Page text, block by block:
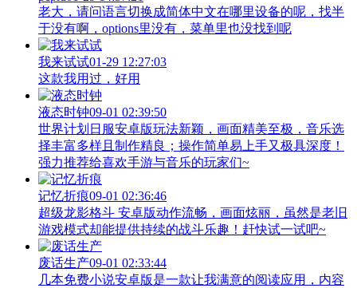
老大，请问语言切换成简体中文在哪里设备的呢，找半
于没有啊，options里没有，菜单里也没找到呢
我来试试01-29 12:27:03
这款我用过，好用
液态时钟09-01 02:39:50
世界计划日服安卓版玩法新颖，画面精美至极，音乐选
择丰富多样且制作精良；操作简单易上手又极具深度！
强力推荐给喜欢手游与音乐的玩家们~
记忆折痕09-01 02:36:46
超级龙影格斗 安卓版动作流畅，画面炫丽，虽然是老旧
游戏模式却能提供持续的战斗乐趣！赶快试一试吧~
废话生产09-01 02:33:44
几本免费小说安卓版是一款让我满意的阅读应用，内容